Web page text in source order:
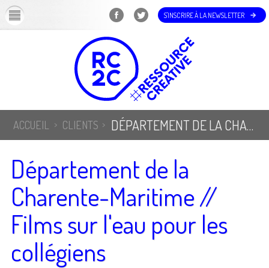
S'INSCRIRE À LA NEWSLETTER
ACCUEIL CLIENTS DÉPARTEMENT DE LA CHARENTE-MARITIME // FILMS SUR L'EAU POUR LES COLLÉGIENS
Département de la
Charente-Maritime //
Films sur l'eau pour les
collégiens